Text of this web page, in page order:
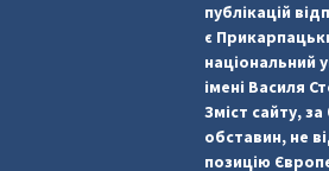
публікацій
є
національний
імені Василя
Зміст сайту,
обставин, не
позицію